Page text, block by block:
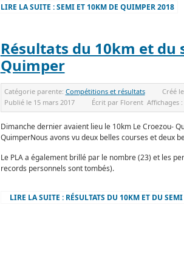
LIRE LA SUITE : SEMI ET 10KM DE QUIMPER 2018
Résultats du 10km et du
Quimper
Catégorie parente: Compétitions et résultats Créé le
Publié le 15 mars 2017 Écrit par Florent Affichages :
Dimanche dernier avaient lieu le 10km Le Croezou-
QuimperNous avons vu deux belles courses et deux
Le PLA a également brillé par le nombre (23) et les
records personnels sont tombés).
LIRE LA SUITE : RÉSULTATS DU 10KM ET DU